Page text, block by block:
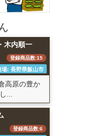
木内順一
登録商品数:15
場: 長野県飯山市
高原の豊か
...
登録商品数:6